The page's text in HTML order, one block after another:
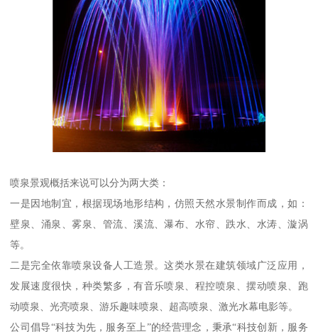
喷泉景观概括来说可以分为两大类：
一是因地制宜，根据现场地形结构，仿照天然水景制作而成，如：
壁泉、涌泉、雾泉、管流、溪流、瀑布、水帘、跌水、水涛、漩涡
等。
二是完全依靠喷泉设备人工造景。这类水景在建筑领域广泛应用，
发展速度很快，种类繁多，有音乐喷泉、程控喷泉、摆动喷泉、跑
动喷泉、光亮喷泉、游乐趣味喷泉、超高喷泉、激光水幕电影等。
公司倡导“科技为先，服务至上”的经营理念，秉承“科技创新，服务